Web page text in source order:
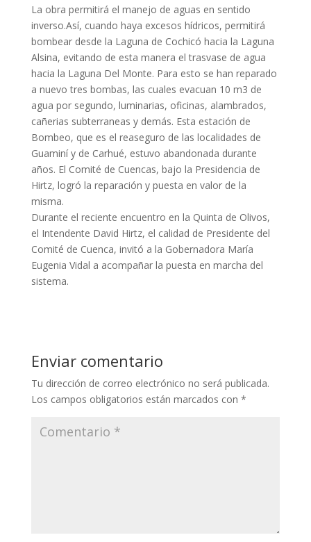
La obra permitirá el manejo de aguas en sentido
inverso.Así, cuando haya excesos hídricos, permitirá
bombear desde la Laguna de Cochicó hacia la Laguna
Alsina, evitando de esta manera el trasvase de agua
hacia la Laguna Del Monte. Para esto se han reparado
a nuevo tres bombas, las cuales evacuan 10 m3 de
agua por segundo, luminarias, oficinas, alambrados,
cañerias subterraneas y demás. Esta estación de
Bombeo, que es el reaseguro de las localidades de
Guaminí y de Carhué, estuvo abandonada durante
años. El Comité de Cuencas, bajo la Presidencia de
Hirtz, logró la reparación y puesta en valor de la
misma.
Durante el reciente encuentro en la Quinta de Olivos,
el Intendente David Hirtz, el calidad de Presidente del
Comité de Cuenca, invitó a la Gobernadora María
Eugenia Vidal a acompañar la puesta en marcha del
sistema.
Enviar comentario
Tu dirección de correo electrónico no será publicada.
Los campos obligatorios están marcados con *